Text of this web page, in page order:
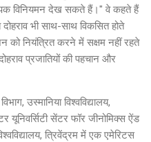
विनियमन देख सकते हैं।" वे कहते हैं
भी साथ-साथ विकसित होते
को नियंत्रित करने में सक्षम नहीं रहते
प्रजातियों की पहचान और
उस्मानिया विश्वविद्यालय,
सेंटर फॉर जीनोमिक्स ऐंड
त्रिवेंद्रम में एक एमेरिटस